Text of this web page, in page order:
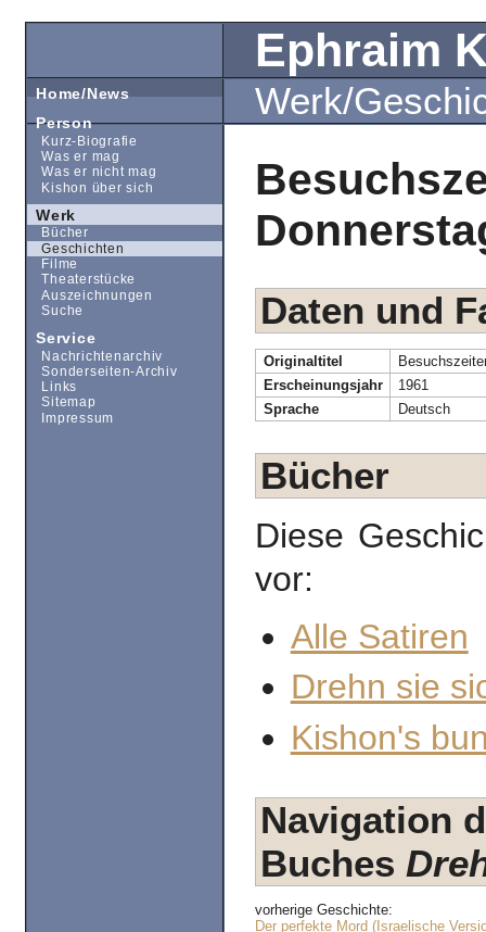
Ephraim
Werk/
Daten und
Originaltitel
Erscheinungsjahr
1961
Sprache
Deutsch
Bücher
Diese
vor:
Alle Satiren
Drehn sie
Kishon's
Navigation
Buches
vorherige Geschichte:
Der perfekte Mord (Israelische
Home/News
Person
Kurz-Biografie
Was er mag
Was er nicht mag
Kishon über sich
Werk
Bücher
Geschichten
Filme
Theaterstücke
Auszeichnungen
Suche
Service
Nachrichtenarchiv
Sonderseiten-Archiv
Links
Sitemap
Impressum